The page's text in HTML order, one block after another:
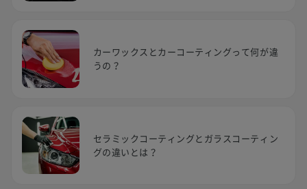
カーワックスとカーコーティングって何が違
うの？
セラミックコーティングとガラスコーティン
グの違いとは？